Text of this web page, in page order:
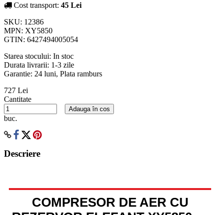
Cost transport: 45 Lei
SKU: 12386
MPN: XY5850
GTIN: 6427494005054
Starea stocului: In stoc
Durata livrarii: 1-3 zile
Garantie: 24 luni, Plata ramburs
727 Lei
Cantitate
buc.
Adauga în cos
Descriere
COMPRESOR DE AER CU